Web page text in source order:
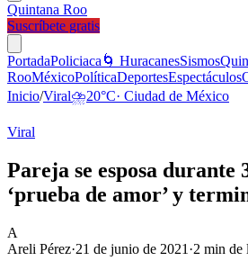
Quintana Roo
Suscríbete gratis
PortadaPoliciaca 🌀 HuracanesSismos
RooMéxicoPolíticaDeportesEspectáculos
Inicio/Viral⛈️20°C· Ciudad de México
Viral
Pareja se esposa durante
‘prueba de amor’ y
A
Areli Pérez·21 de junio de 2021 ·2 min de